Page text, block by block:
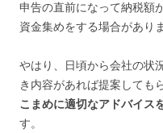
申告の直前になって納税額
資金集めをする場合があり
やはり、日頃から会社の状
き内容があれば提案しても
こまめに適切なアドバイス
す。